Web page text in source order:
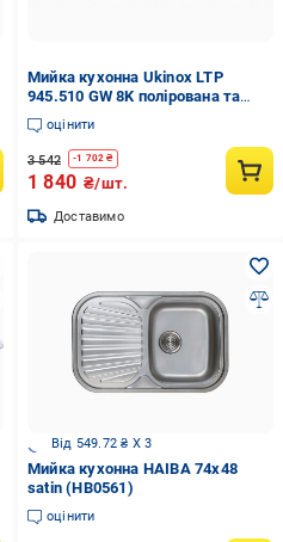
Мийка кухонна Ukinox LTP
945.510 GW 8K полірована та
дошка кухонна обробна
оцінити
3 542 -1 702 ₴
1 840 ₴/шт.
Доставимо
Від 549.72 ₴ X 3
Мийка кухонна HAIBA 74x48
satin (HB0561)
оцінити